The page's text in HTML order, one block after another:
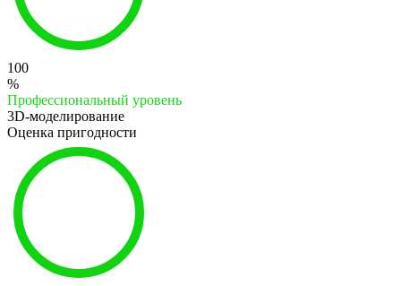
100
%
Профессиональный уровень
3D-моделирование
Оценка пригодности